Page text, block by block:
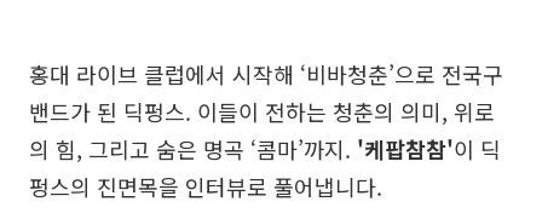
홍대 라이브 클럽에서 시작해 ‘비바청춘’으로 전국구
밴드가 된 딕펑스. 이들이 전하는 청춘의 의미, 위로
의 힘, 그리고 숨은 명곡 ‘콤마’까지. '케팝참참'이 딕
펑스의 진면목을 인터뷰로 풀어냅니다.